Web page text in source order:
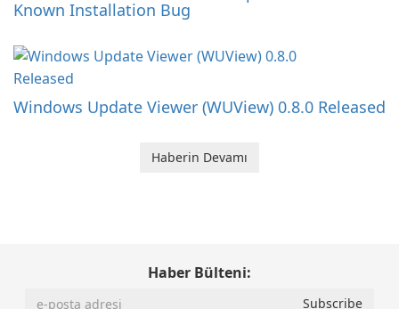
Known Installation Bug
Windows Update Viewer (WUView) 0.8.0 Released
Haberin Devamı
Haber Bülteni: